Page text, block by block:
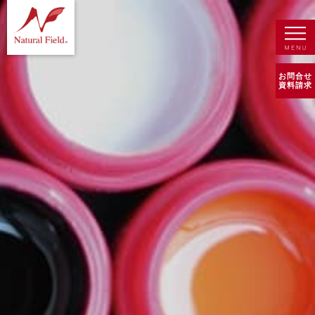
お問合せ
資料請求